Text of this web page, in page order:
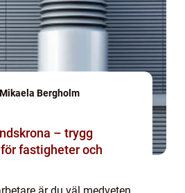
Mikaela Bergholm
– trygg
fastigheter och